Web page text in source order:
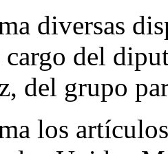
diversas
cargo del
del grupo
los